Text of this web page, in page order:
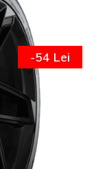
-54 Lei